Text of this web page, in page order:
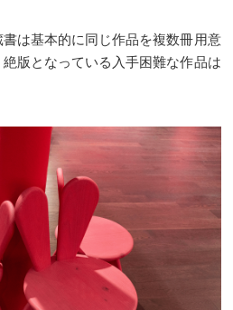
は基本的に同じ作品を複数冊用意
版となっている入手困難な作品は